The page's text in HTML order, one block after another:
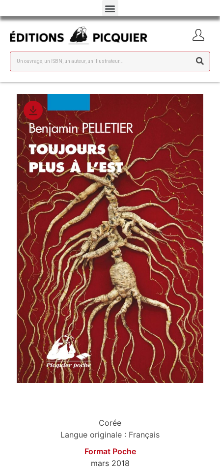
Corée
Langue originale : Français
Format Poche
mars 2018